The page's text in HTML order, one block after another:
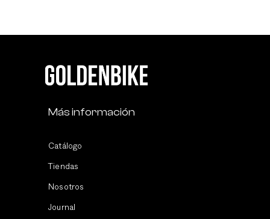
Más información
Catálogo
Tiendas
Nosotros
Journal